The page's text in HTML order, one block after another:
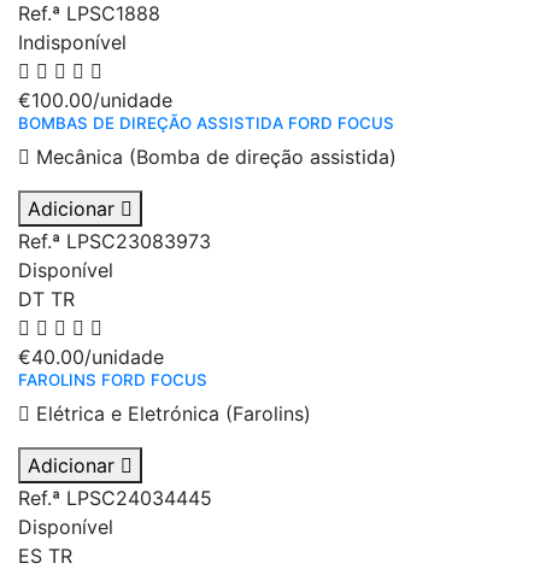
Ref.ª LPSC1888
Indisponível
€100.00/unidade
BOMBAS DE DIREÇÃO ASSISTIDA FORD FOCUS
Mecânica (Bomba de direção assistida)
Adicionar
Ref.ª LPSC23083973
Disponível
DT TR
€40.00/unidade
FAROLINS FORD FOCUS
Elétrica e Eletrónica (Farolins)
Adicionar
Ref.ª LPSC24034445
Disponível
ES TR